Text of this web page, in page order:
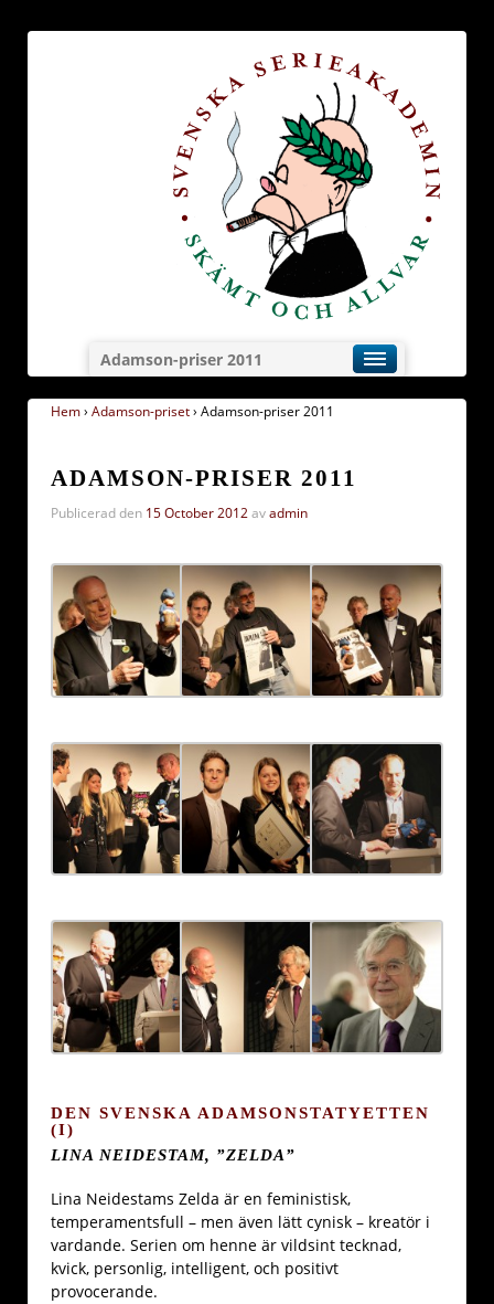
Adamson-priser 2011
Hem› Adamson-priset› Adamson-priser 2011
ADAMSON-PRISER 2011
Publicerad den 15 October 2012avadmin
DEN SVENSKA ADAMSONSTATYETTEN
(I)
LINA NEIDESTAM, ”ZELDA”
Lina Neidestams Zelda är en feministisk,
temperamentsfull – men även lätt cynisk – kreatör i
vardande. Serien om henne är vildsint tecknad,
kvick, personlig, intelligent, och positivt
provocerande.